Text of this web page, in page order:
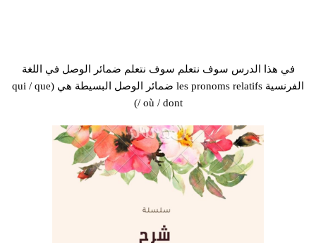
في هذا الدرس سوف نتعلم سوف نتعلم ضمائر الوصل في اللغة
الفرنسية les pronoms relatifs ضمائر الوصل البسيطة هي (qui / que
/ où / dont)